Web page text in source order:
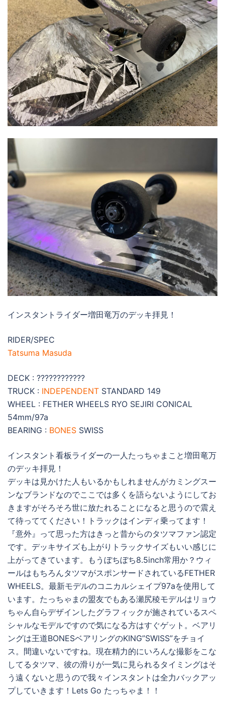
インスタントライダー増田竜万のデッキ拝見！
RIDER/SPEC
Tatsuma Masuda
DECK : ????????????
TRUCK : INDEPENDENT STANDARD 149
WHEEL : FETHER WHEELS RYO SEJIRI CONICAL
54mm/97a
BEARING : BONES SWISS
インスタント看板ライダーの一人たっちゃまこと増田竜万
のデッキ拝見！
デッキは見かけた人もいるかもしれませんがカミングスー
ンなブランドなのでここでは多くを語らないようにしてお
きますがそろそろ世に放たれることになると思うので震え
て待っててください！トラックはインディ乗ってます！
『意外』って思った方はきっと昔からのタツマファン認定
です。デッキサイズも上がりトラックサイズもいい感じに
上がってきています。もうぼちぼち8.5inch常用か？ウィ
ールはもちろんタツマがスポンサードされているFETHER
WHEELS。最新モデルのコニカルシェイプ97aを使用して
います。たっちゃまの盟友でもある瀬尻稜モデルはリョウ
ちゃん自らデザインしたグラフィックが施されているスペ
シャルなモデルですので気になる方はすぐゲット。ベアリ
ングは王道BONESベアリングのKING”SWISS”をチョイ
ス。間違いないですね。現在精力的にいろんな撮影をこな
してるタツマ、彼の滑りが一気に見られるタイミングはそ
う遠くないと思うので我々インスタントは全力バックアッ
プしていきます！Lets Go たっちゃま！！